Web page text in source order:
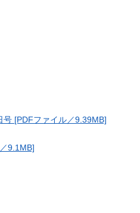
[PDFファイル／9.39MB]
9.1MB]